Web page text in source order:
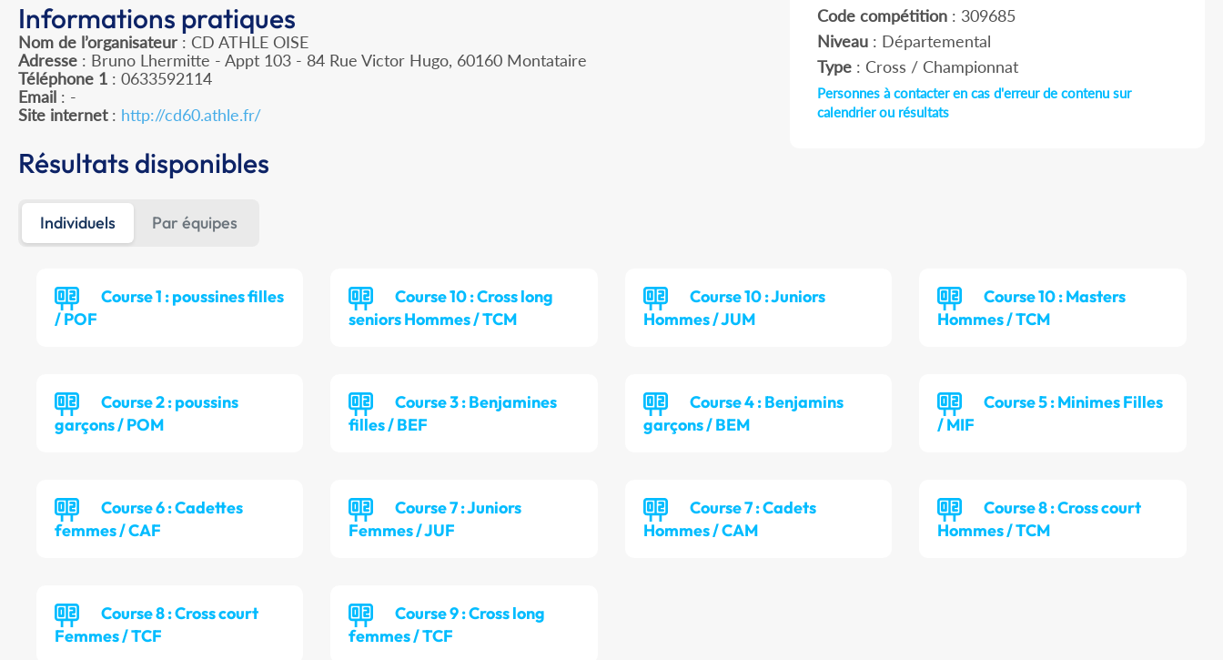
Informations pratiques
Nom de l’organisateur : CD ATHLE OISE
Adresse : Bruno Lhermitte - Appt 103 - 84 Rue Victor Hugo, 60160 Montataire
Téléphone 1 : 0633592114
Email : -
Site internet: http://cd60.athle.fr/
Code compétition: 309685
Niveau: Départemental
Type: Cross / Championnat
Personnes à contacter en cas d'erreur de contenu sur
calendrier ou résultats
Résultats disponibles
Individuels Par équipes
Course 1 : poussines filles
/ POF
Course 10 : Cross long
seniors Hommes / TCM
Course 10 : Juniors
Hommes / JUM
Course 10 : Masters
Hommes / TCM
Course 2 : poussins
garçons / POM
Course 3 : Benjamines
filles / BEF
Course 4 : Benjamins
garçons / BEM
Course 5 : Minimes Filles
/ MIF
Course 6 : Cadettes
femmes / CAF
Course 7 : Juniors
Femmes / JUF
Course 7 : Cadets
Hommes / CAM
Course 8 : Cross court
Hommes / TCM
Course 8 : Cross court
Femmes / TCF
Course 9 : Cross long
femmes / TCF